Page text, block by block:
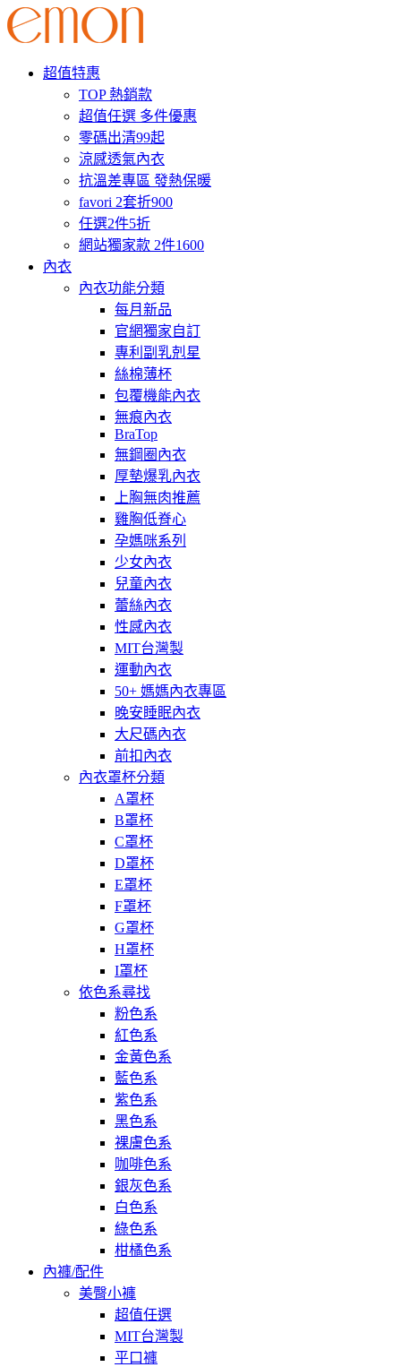
超值特惠
TOP 熱銷款
超值任選 多件優惠
零碼出清99起
涼感透氣內衣
抗溫差專區 發熱保暖
favori 2套折900
任選2件5折
網站獨家款 2件1600
內衣
內衣功能分類
每月新品
官網獨家自訂
專利副乳剋星
絲棉薄杯
包覆機能內衣
無痕內衣
BraTop
無鋼圈內衣
厚墊爆乳內衣
上胸無肉推薦
雞胸低脊心
孕媽咪系列
少女內衣
兒童內衣
蕾絲內衣
性感內衣
MIT台灣製
運動內衣
50+ 媽媽內衣專區
晚安睡眠內衣
大尺碼內衣
前扣內衣
內衣罩杯分類
A罩杯
B罩杯
C罩杯
D罩杯
E罩杯
F罩杯
G罩杯
H罩杯
I罩杯
依色系尋找
粉色系
紅色系
金黃色系
藍色系
紫色系
黑色系
裸膚色系
咖啡色系
銀灰色系
白色系
綠色系
柑橘色系
內褲/配件
美臀小褲
超值任選
MIT台灣製
平口褲